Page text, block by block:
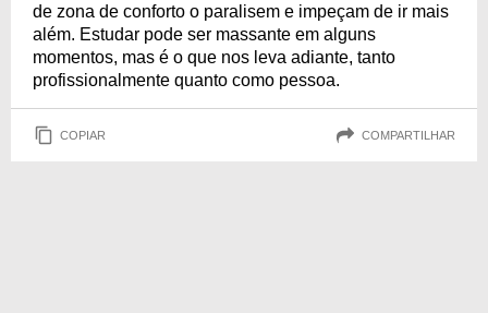
de zona de conforto o paralisem e impeçam de ir mais
além. Estudar pode ser massante em alguns
momentos, mas é o que nos leva adiante, tanto
profissionalmente quanto como pessoa.
COPIAR COMPARTILHAR